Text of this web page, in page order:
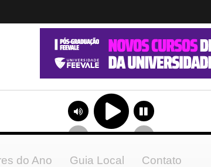
do Ano Guia Local Contato